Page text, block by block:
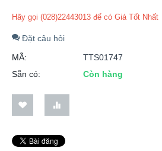
Hãy gọi (028)22443013 để có Giá Tốt Nhất
Đặt câu hỏi
MÃ:
TTS01747
Sẵn có:
Còn hàng